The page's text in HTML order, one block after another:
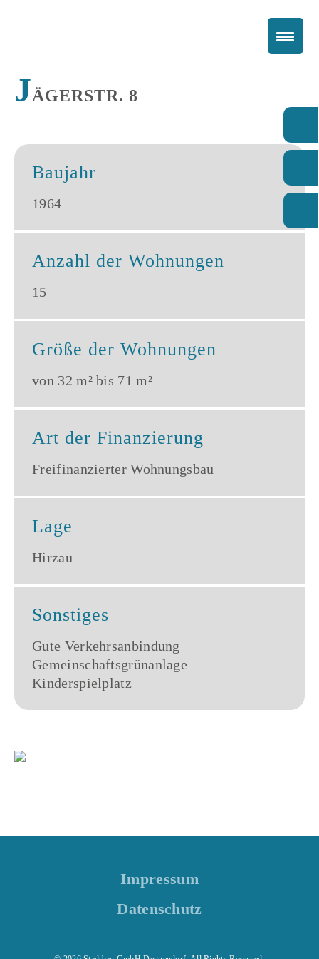
JÄGERSTR. 8
Baujahr
1964
Anzahl der Wohnungen
15
Größe der Wohnungen
von 32 m² bis 71 m²
Art der Finanzierung
Freifinanzierter Wohnungsbau
Lage
Hirzau
Sonstiges
Gute Verkehrsanbindung
Gemeinschaftsgrünanlage
Kinderspielplatz
Impressum
Datenschutz